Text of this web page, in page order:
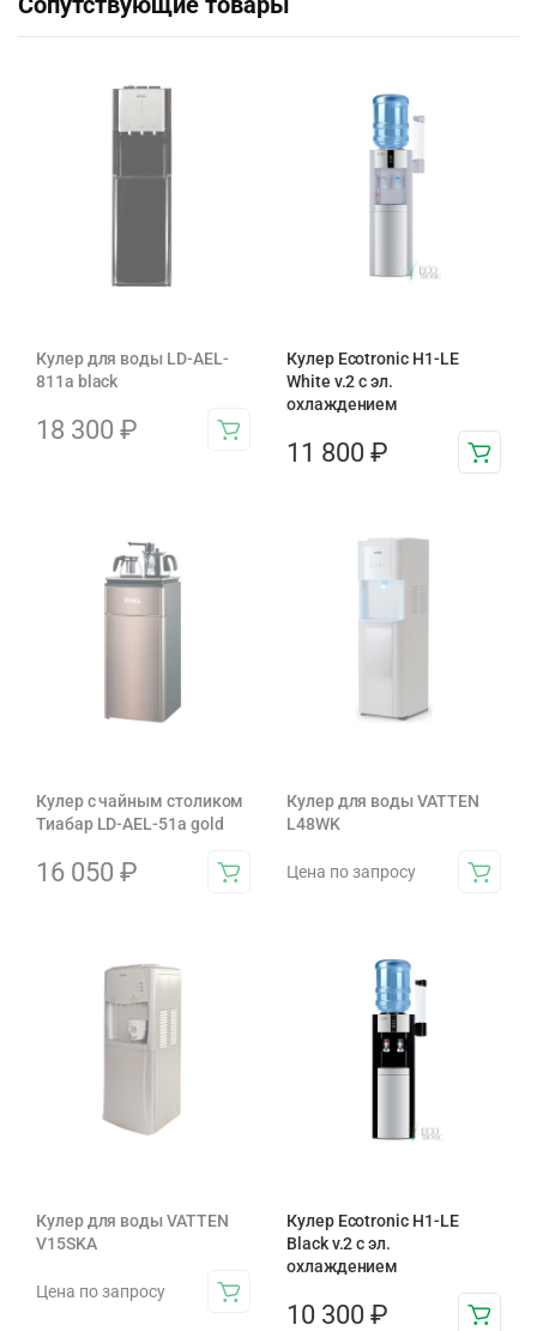
Сопутствующие товары
Кулер для воды LD-AEL-
811a black
18 300 ₽
Кулер Ecotronic H1-LE
White v.2 с эл.
охлаждением
11 800 ₽
Кулер с чайным столиком
Тиабар LD-AEL-51а gold
16 050 ₽
Кулер для воды VATTEN
L48WK
Цена по запросу
Кулер для воды VATTEN
V15SKA
Цена по запросу
Кулер Ecotronic H1-LE
Black v.2 с эл.
охлаждением
10 300 ₽